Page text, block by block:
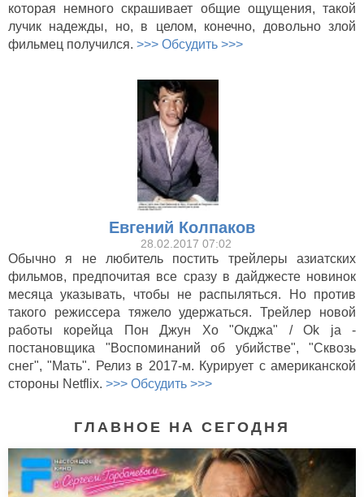
которая немного скрашивает общие ощущения, такой
лучик надежды, но, в целом, конечно, довольно злой
фильмец получился. >>> Обсудить >>>
Евгений Колпаков
28.02.2017 07:02
Обычно я не любитель постить трейлеры азиатских
фильмов, предпочитая все сразу в дайджесте новинок
месяца указывать, чтобы не распыляться. Но против
такого режиссера тяжело удержаться. Трейлер новой
работы корейца Пон Джун Хо "Окджа" / Оk ja -
постановщика "Воспоминаний об убийстве", "Сквозь
снег", "Мать". Релиз в 2017-м. Курирует с американской
стороны Netflix. >>> Обсудить >>>
ГЛАВНОЕ НА СЕГОДНЯ